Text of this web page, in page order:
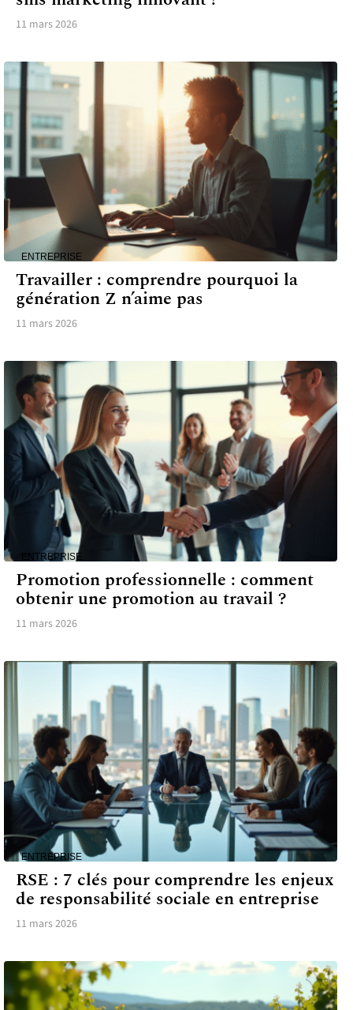
11 mars 2026
ENTREPRISE
Travailler : comprendre pourquoi la
génération Z n’aime pas
11 mars 2026
ENTREPRISE
Promotion professionnelle : comment
obtenir une promotion au travail ?
11 mars 2026
ENTREPRISE
RSE : 7 clés pour comprendre les enjeux
de responsabilité sociale en entreprise
11 mars 2026